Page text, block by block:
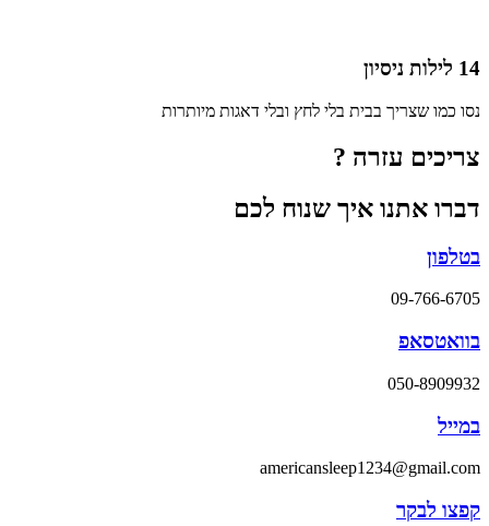
14 לילות ניסיון
נסו כמו שצריך בבית בלי לחץ ובלי דאגות מיותרות
צריכים עזרה ?
דברו אתנו איך שנוח לכם
בטלפון
09-766-6705
בוואטסאפ
050-8909932
במייל
americansleep1234@gmail.com
קפצו לבקר